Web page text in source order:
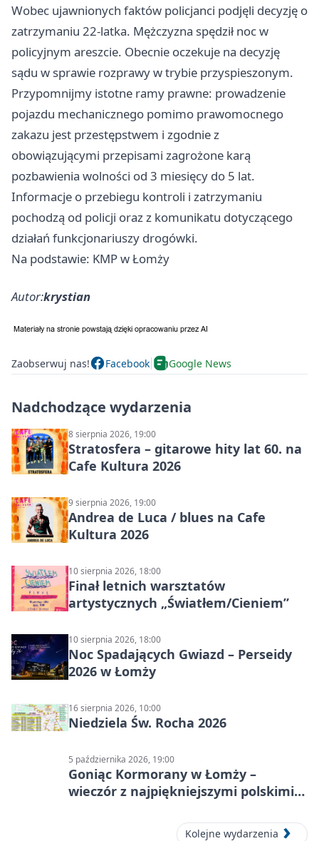
Wobec ujawnionych faktów policjanci podjęli decyzję o
zatrzymaniu 22-latka. Mężczyzna spędził noc w
policyjnym areszcie. Obecnie oczekuje na decyzję
sądu w sprawie rozprawy w trybie przyspieszonym.
Przypomnijmy istotne ramy prawne: prowadzenie
pojazdu mechanicznego pomimo prawomocnego
zakazu jest przestępstwem i zgodnie z
obowiązującymi przepisami zagrożone karą
pozbawienia wolności od 3 miesięcy do 5 lat.
Informacje o przebiegu kontroli i zatrzymaniu
pochodzą od policji oraz z komunikatu dotyczącego
działań funkcjonariuszy drogówki.
Na podstawie: KMP w Łomży
Autor:krystian
Zaobserwuj nas! Facebook Google News
Nadchodzące wydarzenia
8 sierpnia 2026, 19:00
Stratosfera – gitarowe hity lat 60. na
Cafe Kultura 2026
9 sierpnia 2026, 19:00
Andrea de Luca / blues na Cafe
Kultura 2026
10 sierpnia 2026, 18:00
Finał letnich warsztatów
artystycznych „Światłem/Cieniem”
10 sierpnia 2026, 18:00
Noc Spadających Gwiazd – Perseidy
2026 w Łomży
16 sierpnia 2026, 10:00
Niedziela Św. Rocha 2026
5 października 2026, 19:00
Goniąc Kormorany w Łomży –
wieczór z najpiękniejszymi polskimi
Kolejne wydarzenia